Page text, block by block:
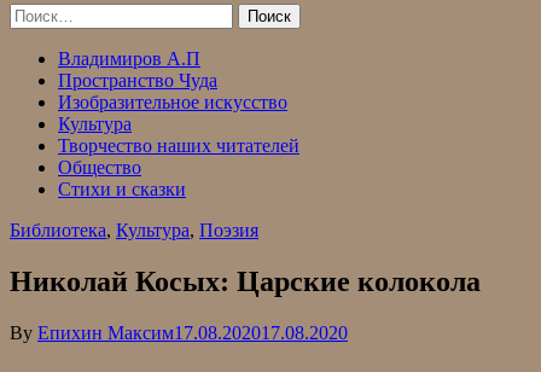
Найти:
Владимиров А.П
Пространство Чуда
Изобразительное искусство
Культура
Творчество наших читателей
Общество
Стихи и сказки
Библиотека, Культура, Поэзия
Николай Косых: Царские колокола
By Епихин Максим17.08.202017.08.2020